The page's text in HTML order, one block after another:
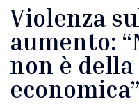
Violenza
aumento:
non è
economica”